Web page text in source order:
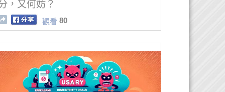
，又何妨？
觀看 80